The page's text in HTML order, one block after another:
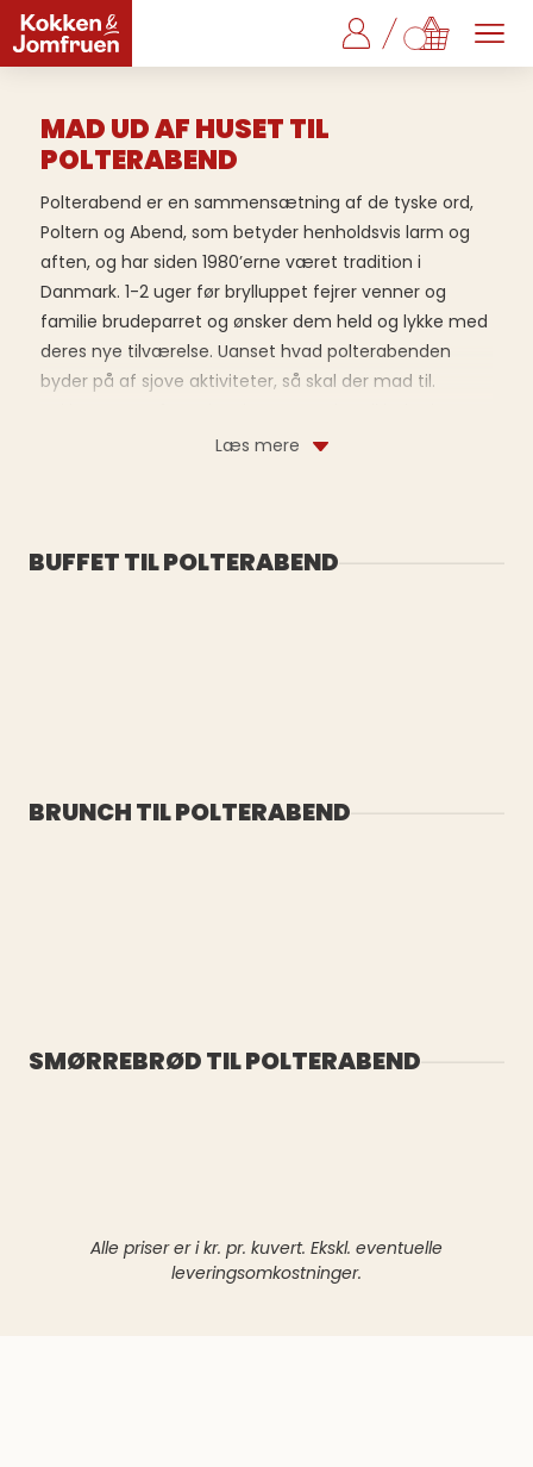
MAD UD AF HUSET TIL
POLTERABEND
Polterabend er en sammensætning af de tyske ord,
Poltern og Abend, som betyder henholdsvis larm og
aften, og har siden 1980’erne været tradition i
Danmark. 1-2 uger før brylluppet fejrer venner og
familie brudeparret og ønsker dem held og lykke med
deres nye tilværelse. Uanset hvad polterabenden
byder på af sjove aktiviteter, så skal der mad til.
en lækker brunch til at starte dagen med, smørrebrød
BUFFET TIL POLTERABEND
BRUNCH TIL POLTERABEND
SMØRREBRØD TIL POLTERABEND
Alle priser er i kr. pr. kuvert. Ekskl. eventuelle
leveringsomkostninger.